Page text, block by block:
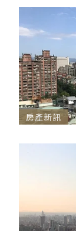
房產新訊